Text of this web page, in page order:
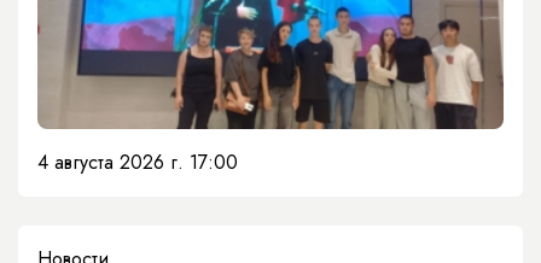
4 августа 2026 г. 17:00